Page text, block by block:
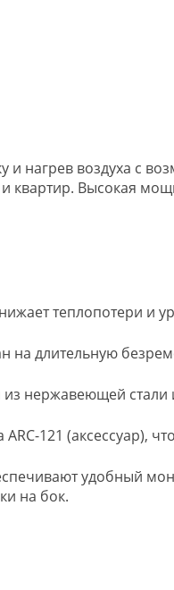
нагрев воздуха с
Высокая
теплопотери и
длительную
нержавеющей стали
121 (аксессуар),
удобный
на бок.